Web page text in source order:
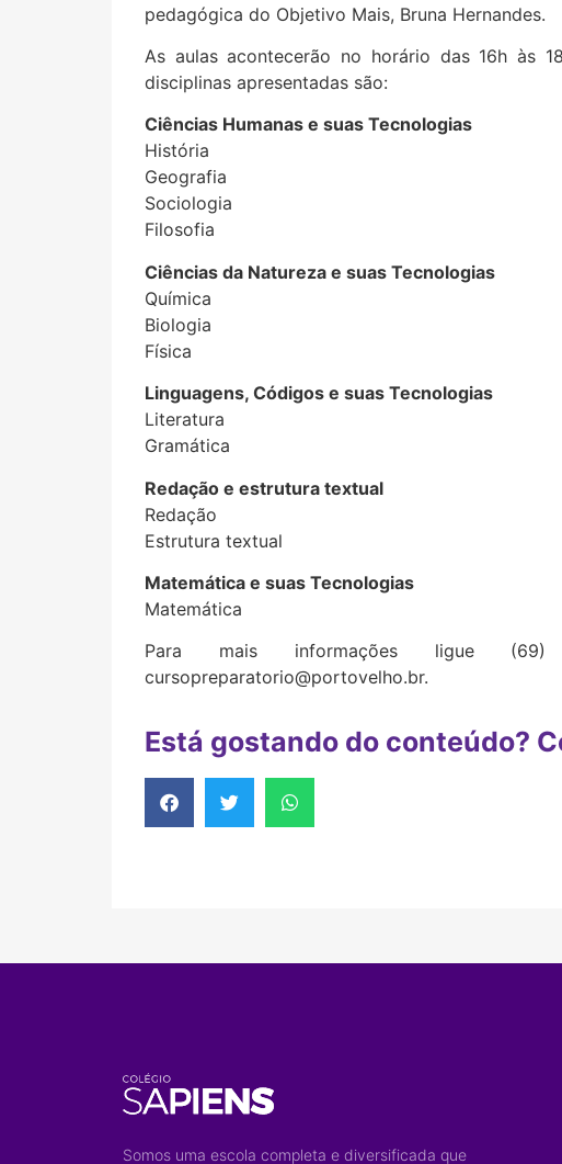
pedagógica do Objetivo Mais, Bruna Hernandes.
As aulas acontecerão no horário das 16h às
disciplinas apresentadas são:
Ciências Humanas e suas Tecnologias
História
Geografia
Sociologia
Filosofia
Ciências da Natureza e suas Tecnologias
Química
Biologia
Física
Linguagens, Códigos e suas Tecnologias
Literatura
Gramática
Redação e estrutura textual
Redação
Estrutura textual
Matemática e suas Tecnologias
Matemática
Para mais informações ligue
cursopreparatorio@portovelho.br.
Está gostando do conteúdo?
Somos uma escola completa e diversificada que